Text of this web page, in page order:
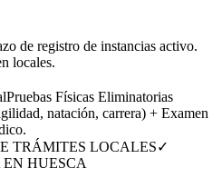
de registro de instancias activo.
locales.
Pruebas Físicas Eliminatorias
natación, carrera) + Examen
TRÁMITES LOCALES